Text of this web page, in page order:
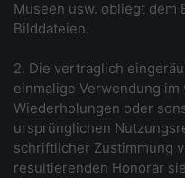
Museen usw. obliegt dem
Bilddateien.
2. Die vertraglich
einmalige Verwendung
Wiederholungen oder
ursprünglichen
schriftlicher Zustimmung
resultierenden Honorar